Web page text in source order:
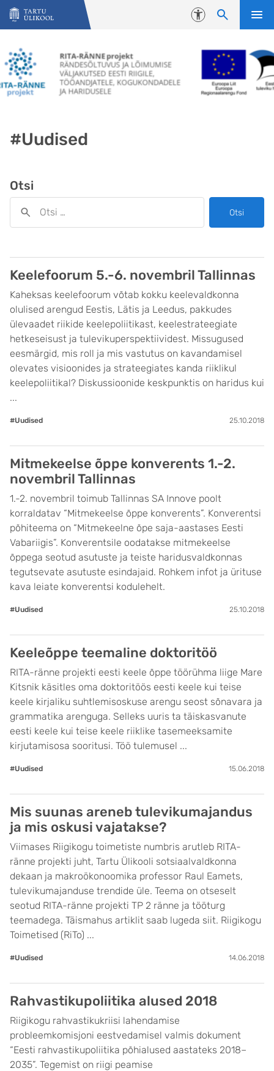
Liigu edasi põhisisu juurde
Juurdepääsetavus
#Uudised
Otsi
Otsi
Keelefoorum 5.-6. novembril Tallinnas
Kaheksas keelefoorum võtab kokku keelevaldkonna
olulised arengud Eestis, Lätis ja Leedus, pakkudes
ülevaadet riikide keelepoliitikast, keelestrateegiate
hetkeseisust ja tulevikuperspektiividest. Missugused
eesmärgid, mis roll ja mis vastutus on kavandamisel
olevates visioonides ja strateegiates kanda riiklikul
keelepoliitikal? Diskussioonide keskpunktis on haridus kui
...
#Uudised 25.10.2018
Mitmekeelse õppe konverents 1.-2.
novembril Tallinnas
1.-2. novembril toimub Tallinnas SA Innove poolt
korraldatav “Mitmekeelse õppe konverents”. Konverentsi
põhiteema on “Mitmekeelne õpe saja-aastases Eesti
Vabariigis”. Konverentsile oodatakse mitmekeelse
õppega seotud asutuste ja teiste haridusvaldkonnas
tegutsevate asutuste esindajaid. Rohkem infot ja ürituse
kava leiate konverentsi kodulehelt.
#Uudised 25.10.2018
Keeleõppe teemaline doktoritöö
RITA-ränne projekti eesti keele õppe töörühma liige Mare
Kitsnik käsitles oma doktoritöös eesti keele kui teise
keele kirjaliku suhtlemisoskuse arengu seost sõnavara ja
grammatika arenguga. Selleks uuris ta täiskasvanute
eesti keele kui teise keele riiklike tasemeeksamite
kirjutamisosa sooritusi. Töö tulemusel ...
#Uudised 15.06.2018
Mis suunas areneb tulevikumajandus
ja mis oskusi vajatakse?
Viimases Riigikogu toimetiste numbris arutleb RITA-
ränne projekti juht, Tartu Ülikooli sotsiaalvaldkonna
dekaan ja makroökonoomika professor Raul Eamets,
tulevikumajanduse trendide üle. Teema on otseselt
seotud RITA-ränne projekti TP 2 ränne ja tööturg
teemadega. Täismahus artiklit saab lugeda siit. Riigikogu
Toimetised (RiTo) ...
#Uudised 14.06.2018
Rahvastikupoliitika alused 2018
Riigikogu rahvastikukriisi lahendamise
probleemkomisjoni eestvedamisel valmis dokument
“Eesti rahvastikupoliitika põhialused aastateks 2018–
2035”. Tegemist on riigi peamise